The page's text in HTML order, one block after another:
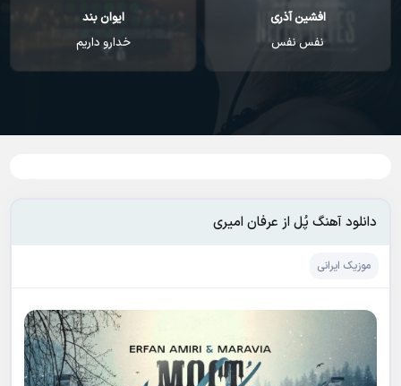
افشین آذری
نفس نفس
ایوان بند
خدارو داریم
دانلود آهنگ پُل از عرفان امیری
موزیک ایرانی